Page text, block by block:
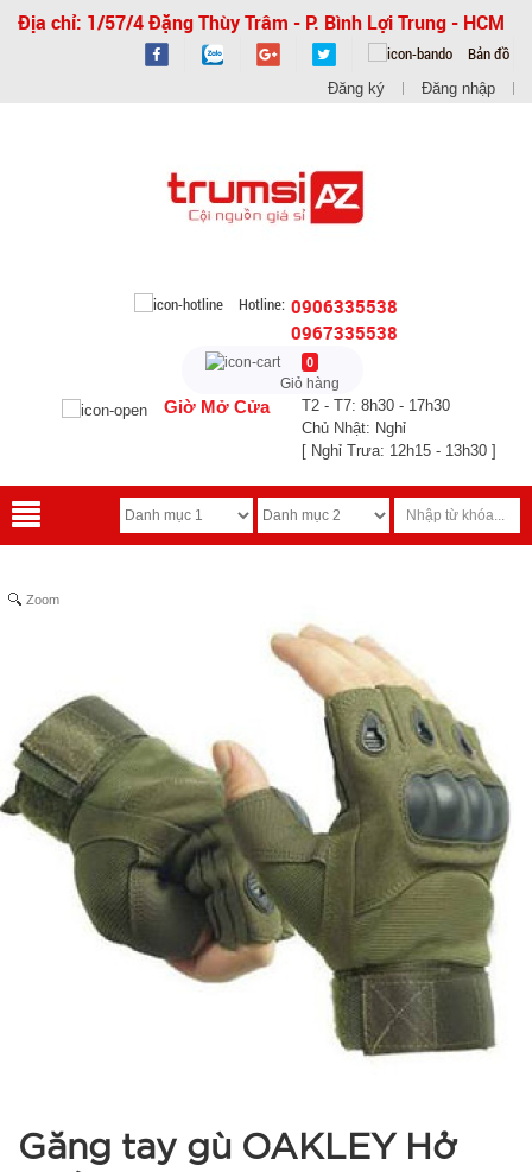
Địa chỉ: 1/57/4 Đặng Thùy Trâm - P. Bình Lợi Trung - HCM
Bản đồ
Đăng ký Đăng nhập
Hotline: 0906335538
0967335538
0
Giỏ hàng
Giờ Mở Cửa
T2 - T7: 8h30 - 17h30
Chủ Nhật: Nghỉ
[ Nghỉ Trưa: 12h15 - 13h30 ]
Zoom
Găng tay gù OAKLEY Hở
Máy
massage
mặt ion
MÃ